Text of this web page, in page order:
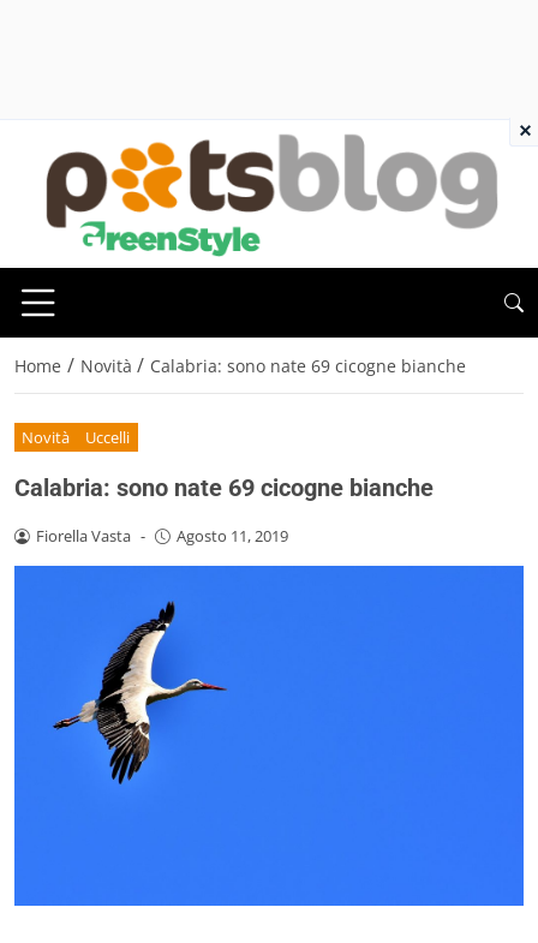
Home / Novità / Calabria: sono nate 69 cicogne bianche
Novità Uccelli
Calabria: sono nate 69 cicogne bianche
Fiorella Vasta - Agosto 11, 2019
×